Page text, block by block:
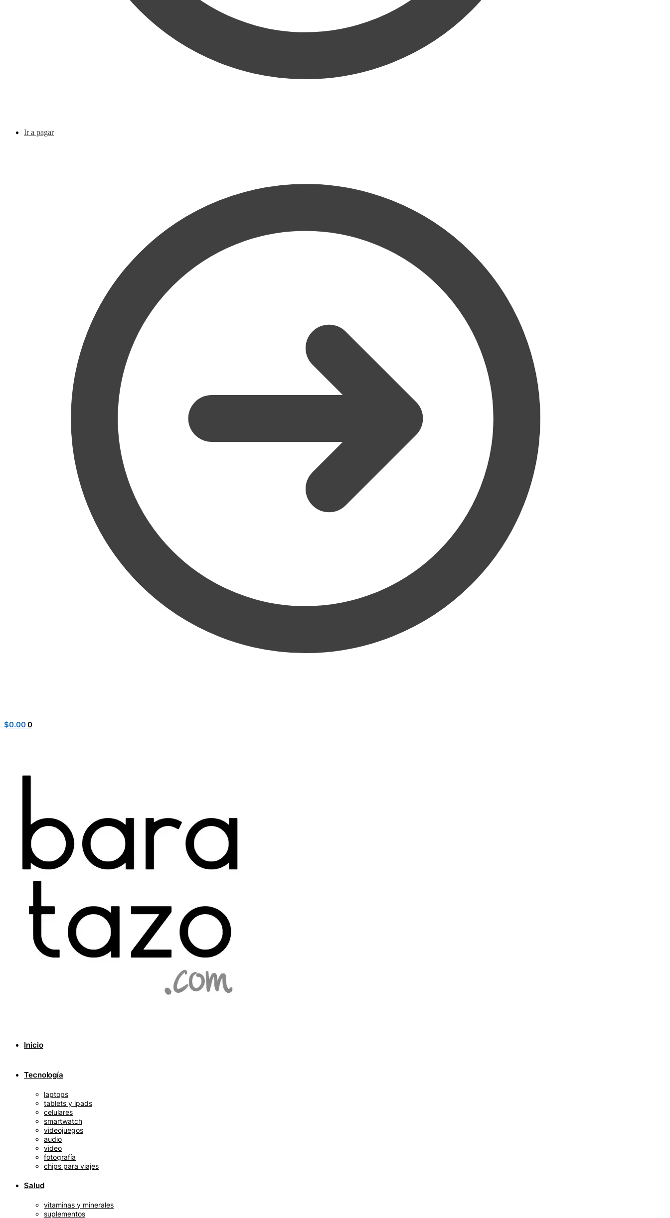
Ir a pagar
$0.00 0
Inicio
Tecnología
laptops
tablets y ipads
celulares
smartwatch
videojuegos
audio
video
fotografía
chips para viajes
Salud
vitaminas y minerales
suplementos